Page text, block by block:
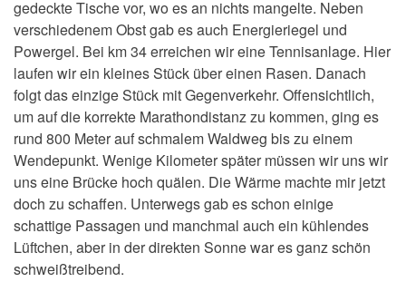
gedeckte Tische vor, wo es an nichts mangelte. Neben
verschiedenem Obst gab es auch Energieriegel und
Powergel. Bei km 34 erreichen wir eine Tennisanlage. Hier
laufen wir ein kleines Stück über einen Rasen. Danach
folgt das einzige Stück mit Gegenverkehr. Offensichtlich,
um auf die korrekte Marathondistanz zu kommen, ging es
rund 800 Meter auf schmalem Waldweg bis zu einem
Wendepunkt. Wenige Kilometer später müssen wir uns wir
uns eine Brücke hoch quälen. Die Wärme machte mir jetzt
doch zu schaffen. Unterwegs gab es schon einige
schattige Passagen und manchmal auch ein kühlendes
Lüftchen, aber in der direkten Sonne war es ganz schön
schweißtreibend.